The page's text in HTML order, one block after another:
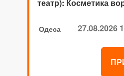
театр): Косметика
Одеса 27.08.2026